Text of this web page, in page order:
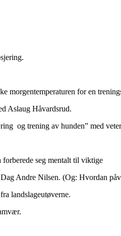
morgentemperaturen for en
Aslaug Håvardsrud.
og trening av hunden” med
seg mentalt til viktige
Andre Nilsen. (Og: Hvordan
landslageutøverne.